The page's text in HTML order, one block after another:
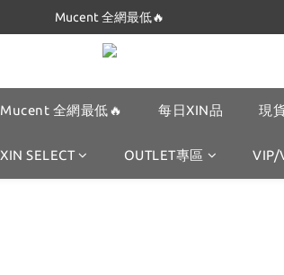
Dickies 最低只要$5XX!!
Dickies 最低只要$5XX!!
Mucent 全網最低🔥 每日XIN品 現
XIN SELECT OUTLET專區 VIP/